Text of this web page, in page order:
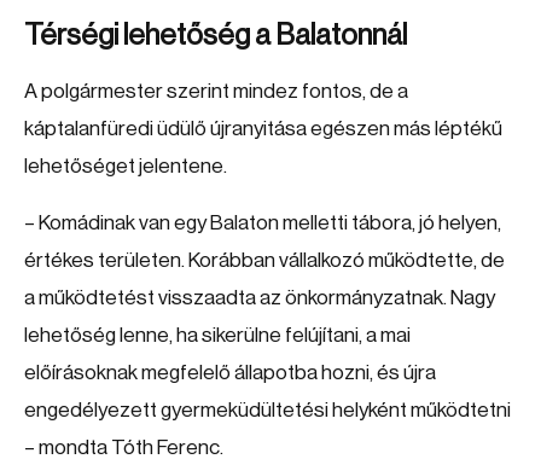
Térségi lehetőség a Balatonnál
A polgármester szerint mindez fontos, de a
káptalanfüredi üdülő újranyitása egészen más léptékű
lehetőséget jelentene.
– Komádinak van egy Balaton melletti tábora, jó helyen,
értékes területen. Korábban vállalkozó működtette, de
a működtetést visszaadta az önkormányzatnak. Nagy
lehetőség lenne, ha sikerülne felújítani, a mai
előírásoknak megfelelő állapotba hozni, és újra
engedélyezett gyermeküdültetési helyként működtetni
– mondta Tóth Ferenc.